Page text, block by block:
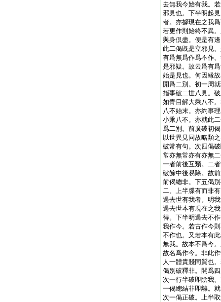
去無我今始有我。
邪見也。下半明起
者。亦據現在之我
若更作則始終不異
與身倶盡。便是有
此二偈既是立邪見
有爲無爲作爲不作
是邪疑。故云爲有
始是見也。何因縁
開爲二別。初一周
指事破二世八見。
如青目解大乘八不
八不始末。亦約事
小乘八不。亦就此
爲二別。前廣破初
以世異見同故略類
破常有句。次四偈
常亦無常亦有亦無
一者前後互類。二
破餘中後易除。故
前偈總非。下五偈
二。上半牒有而非
過去世有我者。明
過去世本有現在之
得。下半明過去不
我作今。若古作今
不作也。又若本有
無我。故本不爲今
故名爲作今。非此
人一體貴賤同質也
偈別破釋非。開爲
次一行半破即陰我
一偈總結非即離。
次一偈正破。上半